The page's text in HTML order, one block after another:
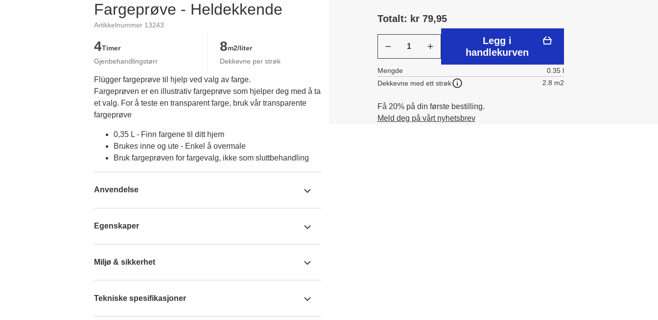
Fargeprøve - Heldekkende
Artikkelnummer 13243
4Timer
Gjenbehandlingstørr
8m2/liter
Dekkevne per strøk
Flügger fargeprøve til hjelp ved valg av farge.
Fargeprøven er en illustrativ fargeprøve som hjelper deg med å ta
et valg. For å teste en transparent farge, bruk vår transparente
fargeprøve
0,35 L - Finn fargene til ditt hjem
Brukes inne og ute - Enkel å overmale
Bruk fargeprøven for fargevalg, ikke som sluttbehandling
Anvendelse
Egenskaper
Miljø & sikkerhet
Tekniske spesifikasjoner
Totalt: kr 79,95
Legg i
handlekurven
Mengde
0.35 l
Dekkevne med ett strøk
2.8 m2
Få 20% på din første bestilling.
Meld deg på vårt nyhetsbrev